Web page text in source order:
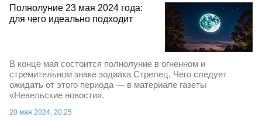
Полнолуние 23 мая 2024 года:
для чего идеально подходит
В конце мая состоится полнолуние в огненном и
стремительном знаке зодиака Стрелец. Чего следует
ожидать от этого периода — в материале газеты
«Невельские новости».
20 мая 2024, 20:25